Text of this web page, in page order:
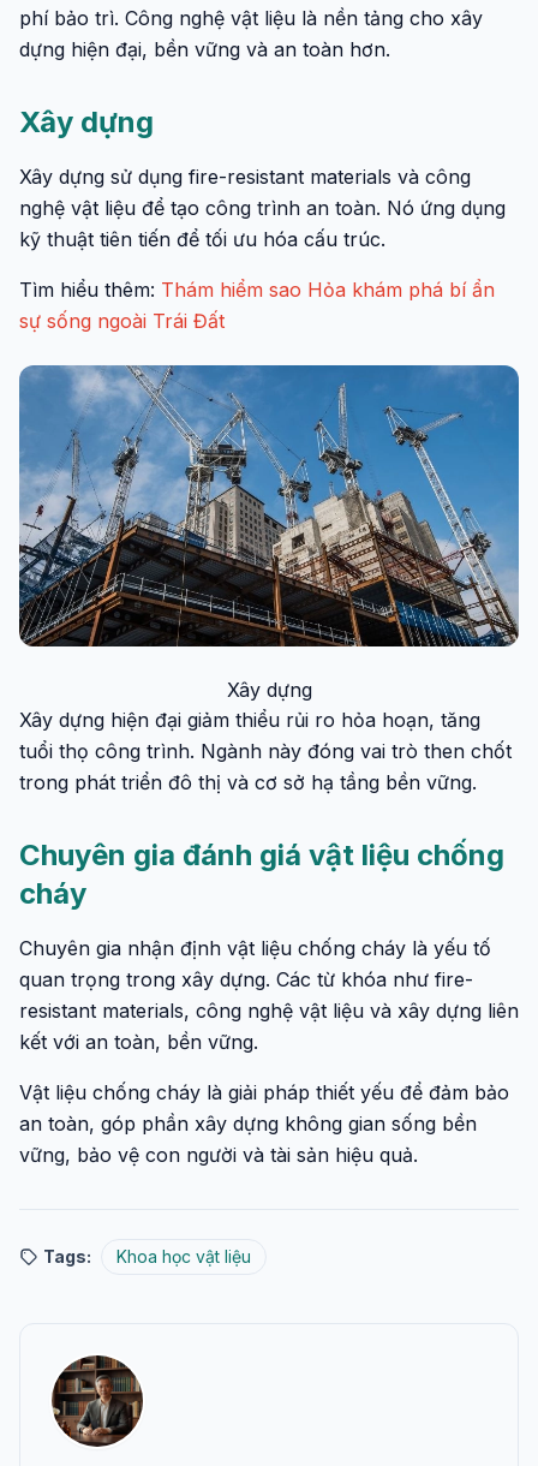
phí bảo trì. Công nghệ vật liệu là nền tảng cho xây
dựng hiện đại, bền vững và an toàn hơn.
Xây dựng
Xây dựng sử dụng fire-resistant materials và công
nghệ vật liệu để tạo công trình an toàn. Nó ứng dụng
kỹ thuật tiên tiến để tối ưu hóa cấu trúc.
Tìm hiểu thêm: Thám hiểm sao Hỏa khám phá bí ẩn
sự sống ngoài Trái Đất
Xây dựng
Xây dựng hiện đại giảm thiểu rủi ro hỏa hoạn, tăng
tuổi thọ công trình. Ngành này đóng vai trò then chốt
trong phát triển đô thị và cơ sở hạ tầng bền vững.
Chuyên gia đánh giá vật liệu chống
cháy
Chuyên gia nhận định vật liệu chống cháy là yếu tố
quan trọng trong xây dựng. Các từ khóa như fire-
resistant materials, công nghệ vật liệu và xây dựng liên
kết với an toàn, bền vững.
Vật liệu chống cháy là giải pháp thiết yếu để đảm bảo
an toàn, góp phần xây dựng không gian sống bền
vững, bảo vệ con người và tài sản hiệu quả.
Tags: Khoa học vật liệu